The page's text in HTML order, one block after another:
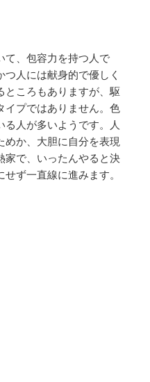
て、包容力を持つ人で
人には献身的で優しく
ところもありますが、駆
イプではありません。色
人が多いようです。人
めか、大胆に自分を表現
家で、いったんやると決
ず一直線に進みます。